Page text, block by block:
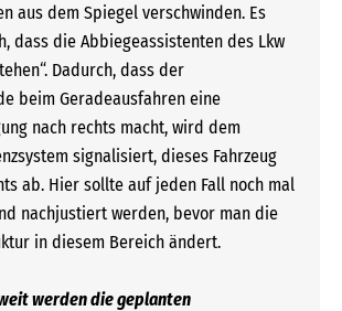
aus dem Spiegel verschwinden. Es
dass die Abbiegeassistenten des Lkw
Dadurch, dass der
beim Geradeausfahren eine
nach rechts macht, wird dem
signalisiert, dieses Fahrzeug
ab. Hier sollte auf jeden Fall noch mal
nachjustiert werden, bevor man die
in diesem Bereich ändert.
werden die geplanten